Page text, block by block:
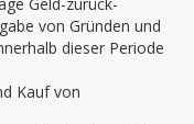
von Gründen und
dieser Periode
Kauf von